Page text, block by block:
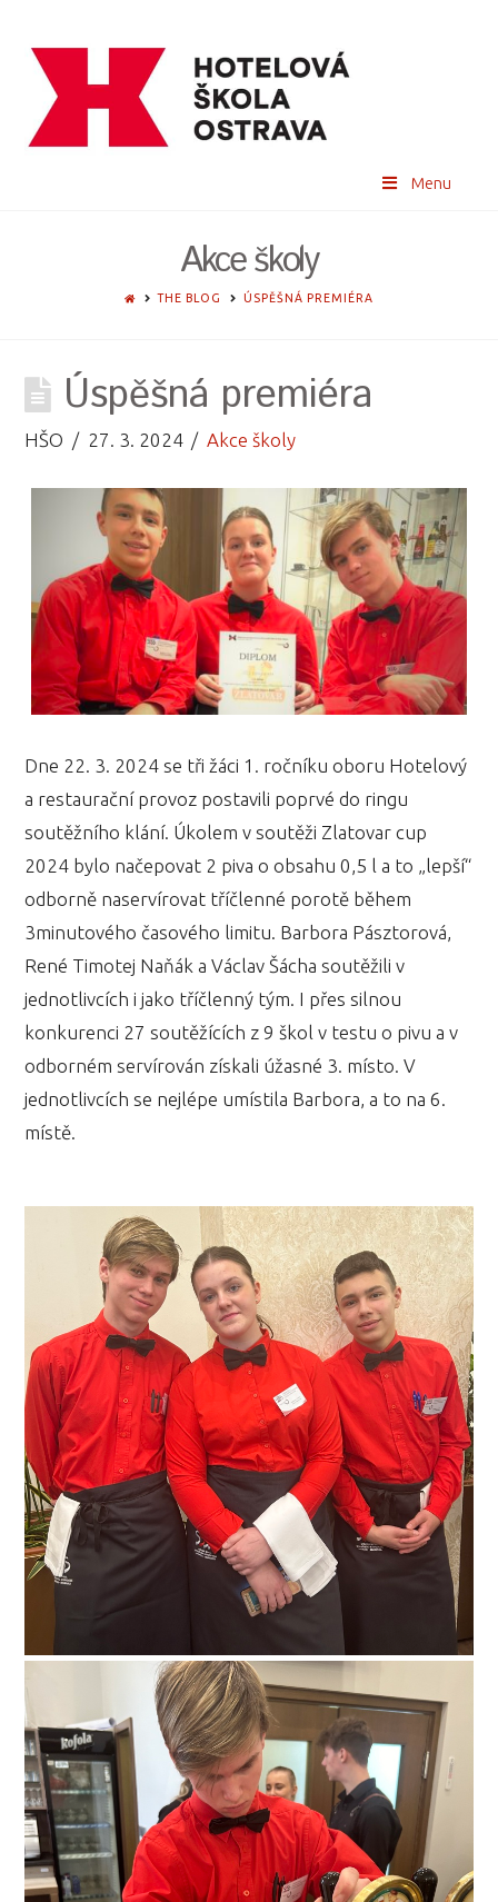
Menu
Akce školy
HOMETHE BLOG ÚSPĚŠNÁ PREMIÉRA
Úspěšná premiéra
HŠO 27. 3. 2024 Akce školy
Dne 22. 3. 2024 se tři žáci 1. ročníku oboru Hotelový
a restaurační provoz postavili poprvé do ringu
soutěžního klání. Úkolem v soutěži Zlatovar cup
2024 bylo načepovat 2 piva o obsahu 0,5 l a to „lepší“
odborně naservírovat tříčlenné porotě během
3minutového časového limitu. Barbora Pásztorová,
René Timotej Naňák a Václav Šácha soutěžili v
jednotlivcích i jako tříčlenný tým. I přes silnou
konkurenci 27 soutěžících z 9 škol v testu o pivu a v
odborném servírován získali úžasné 3. místo. V
jednotlivcích se nejlépe umístila Barbora, a to na 6.
místě.